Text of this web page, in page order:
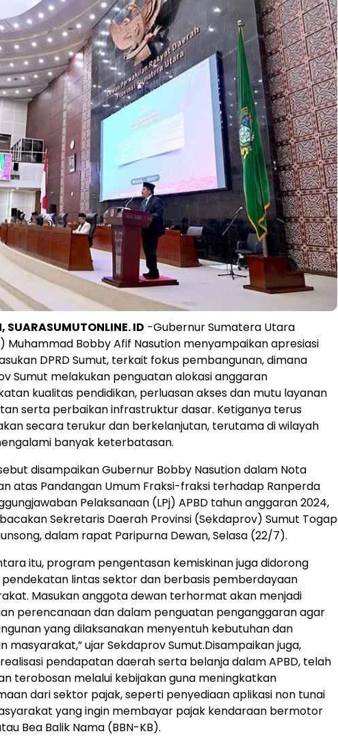
SUARASUMUTONLINE. ID -Gubernur Sumatera Utara
Muhammad Bobby Afif Nasution menyampaikan apresiasi
DPRD Sumut, terkait fokus pembangunan, dimana
Sumut melakukan penguatan alokasi anggaran
kualitas pendidikan, perluasan akses dan mutu layanan
serta perbaikan infrastruktur dasar. Ketiganya terus
secara terukur dan berkelanjutan, terutama di wilayah
banyak keterbatasan.
disampaikan Gubernur Bobby Nasution dalam Nota
atas Pandangan Umum Fraksi-fraksi terhadap Ranperda
Pelaksanaan (LPj) APBD tahun anggaran 2024,
Sekretaris Daerah Provinsi (Sekdaprov) Sumut Togap
dalam rapat Paripurna Dewan, Selasa (22/7).
itu, program pengentasan kemiskinan juga didorong
pendekatan lintas sektor dan berbasis pemberdayaan
Masukan anggota dewan terhormat akan menjadi
perencanaan dan dalam penguatan penganggaran agar
yang dilaksanakan menyentuh kebutuhan dan
masyarakat,” ujar Sekdaprov Sumut.Disampaikan juga,
pendapatan daerah serta belanja dalam APBD, telah
terobosan melalui kebijakan guna meningkatkan
dari sektor pajak, seperti penyediaan aplikasi non tunai
yang ingin membayar pajak kendaraan bermotor
Bea Balik Nama (BBN-KB).